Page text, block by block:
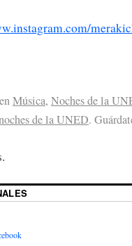
Música, Noches de la
de la UNED.